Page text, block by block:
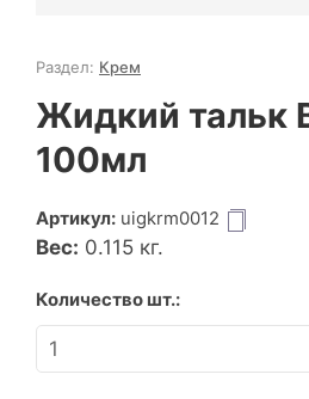
Раздел: Крем
Жидкий тальк
100мл
Артикул: uigkrm0012
Вес: 0.115 кг.
Количество шт.: